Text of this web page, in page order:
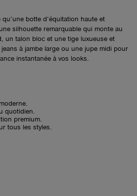
botte d’équitation haute et
silhouette remarquable qui monte au
un talon bloc et une tige luxueuse et
à jambe large ou une jupe midi pour
instantanée à vos looks.
quotidien.
premium.
tous les styles.